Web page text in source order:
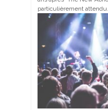
particulièrement attendu.